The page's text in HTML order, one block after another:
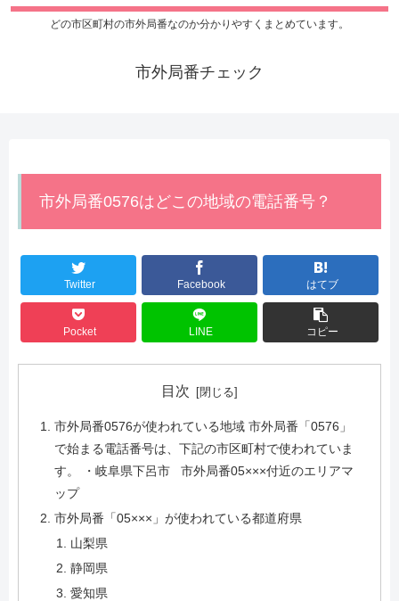
どの市区町村の市外局番なのか分かりやすくまとめています。
市外局番チェック
市外局番0576はどこの地域の電話番号？
Twitter Facebook はてブ
Pocket LINE コピー
目次
市外局番0576が使われている地域 市外局番「0576」
で始まる電話番号は、下記の市区町村で使われていま
す。 ・岐阜県下呂市 市外局番05×××付近のエリアマ
ップ
市外局番「05×××」が使われている都道府県
山梨県
静岡県
愛知県